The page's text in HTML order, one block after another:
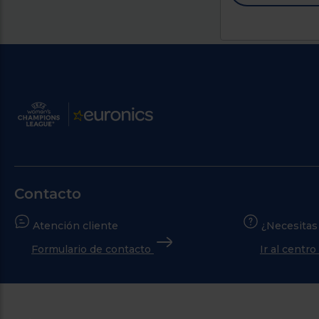
Contacto
Atención cliente
Formulario de contacto
¿Necesitas
Ir al centro